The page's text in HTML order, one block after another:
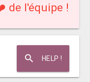
de l'équipe !
search HELP !